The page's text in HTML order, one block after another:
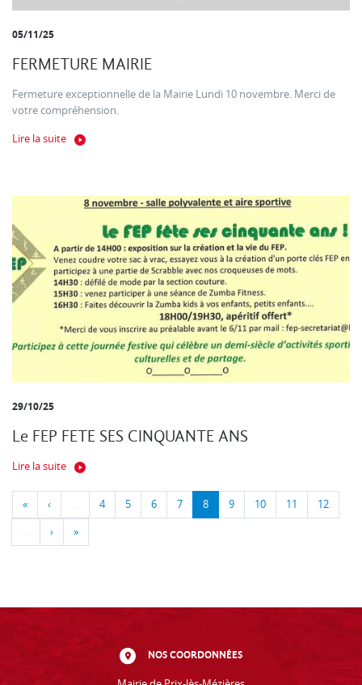
05/11/25
FERMETURE MAIRIE
Fermeture exceptionnelle de la Mairie Lundi 10 novembre. Merci de
votre compréhension.
Lire la suite
29/10/25
Le FEP FETE SES CINQUANTE ANS
Lire la suite
« ‹ … 4 5 6 7 8 9 10 11 12
… › »
NOS COORDONNÉES